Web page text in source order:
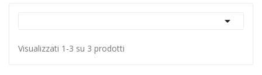

Visualizzati 1-3 su 3 prodotti